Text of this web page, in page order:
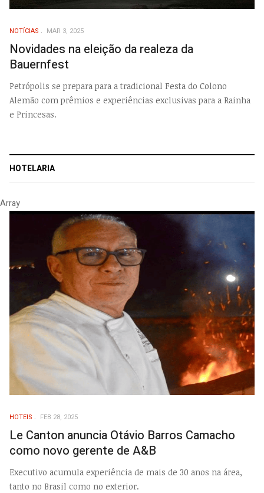
NOTÍCIAS MAR 3, 2025
Novidades na eleição da realeza da
Bauernfest
Petrópolis se prepara para a tradicional Festa do Colono
Alemão com prêmios e experiências exclusivas para a Rainha
e Princesas.
HOTELARIA
Array
HOTEIS FEB 28, 2025
Le Canton anuncia Otávio Barros Camacho
como novo gerente de A&B
Executivo acumula experiência de mais de 30 anos na área,
tanto no Brasil como no exterior.